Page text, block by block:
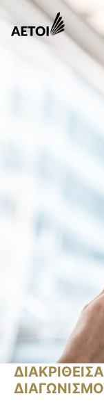
ΔΙΑΓΩΝΙΣΜΟΥ